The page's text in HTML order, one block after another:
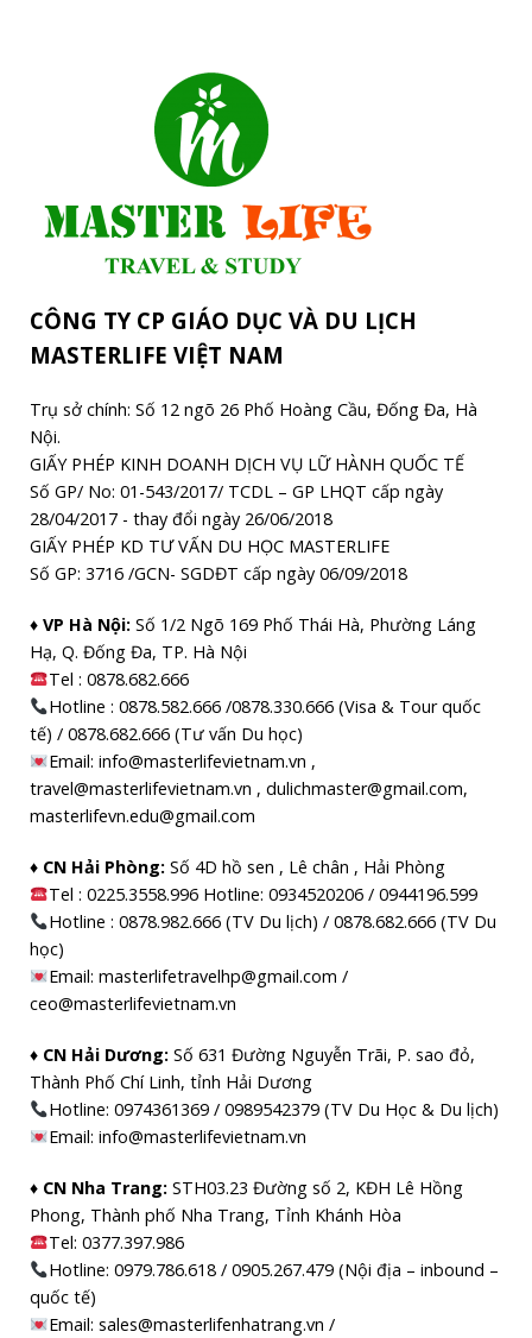
CÔNG TY CP GIÁO DỤC VÀ DU LỊCH
MASTERLIFE VIỆT NAM
Trụ sở chính: Số 12 ngõ 26 Phố Hoàng Cầu, Đống Đa, Hà
Nội.
GIẤY PHÉP KINH DOANH DỊCH VỤ LỮ HÀNH QUỐC TẾ
Số GP/ No: 01-543/2017/ TCDL – GP LHQT cấp ngày
28/04/2017 - thay đổi ngày 26/06/2018
GIẤY PHÉP KD TƯ VẤN DU HỌC MASTERLIFE
Số GP: 3716 /GCN- SGDĐT cấp ngày 06/09/2018
♦ VP Hà Nội: Số 1/2 Ngõ 169 Phố Thái Hà, Phường Láng
Hạ, Q. Đống Đa, TP. Hà Nội
Tel :0878.682.666
Hotline : 0878.582.666 /0878.330.666 (Visa & Tour quốc
tế) / 0878.682.666 (Tư vấn Du học)
Email: info@masterlifevietnam.vn ,
travel@masterlifevietnam.vn , dulichmaster@gmail.com,
masterlifevn.edu@gmail.com
♦ CN Hải Phòng: Số 4D hồ sen , Lê chân , Hải Phòng
Tel : 0225.3558.996 Hotline: 0934520206 / 0944196.599
Hotline : 0878.982.666 (TV Du lịch) / 0878.682.666 (TV Du
học)
Email: masterlifetravelhp@gmail.com /
ceo@masterlifevietnam.vn
♦ CN Hải Dương: Số 631 Đường Nguyễn Trãi, P. sao đỏ,
Thành Phố Chí Linh, tỉnh Hải Dương
Hotline: 0974361369 / 0989542379 (TV Du Học & Du lịch)
Email: info@masterlifevietnam.vn
♦ CN Nha Trang: STH03.23 Đường số 2, KĐH Lê Hồng
Phong, Thành phố Nha Trang, Tỉnh Khánh Hòa
Tel: 0377.397.986
Hotline: 0979.786.618 / 0905.267.479 (Nội địa – inbound –
quốc tế)
Email: sales@masterlifenhatrang.vn /